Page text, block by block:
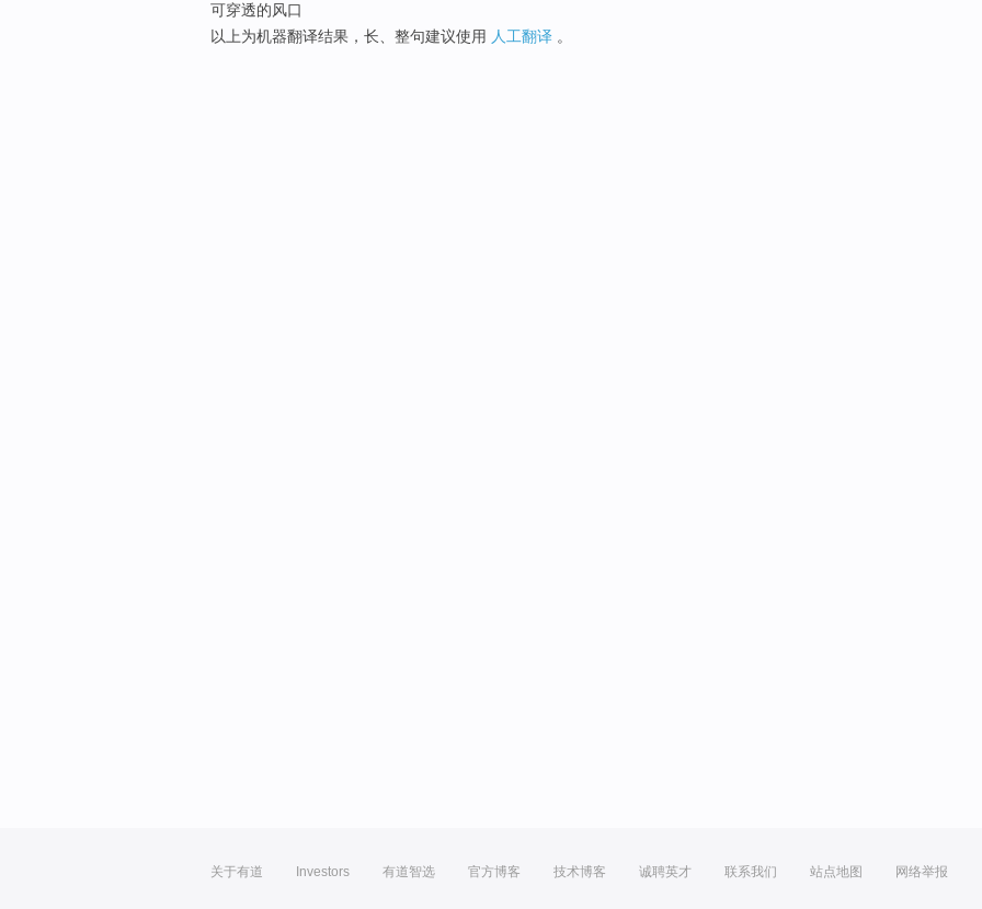
可穿透的风口
以上为机器翻译结果，长、整句建议使用 人工翻译 。
关于有道 Investors 有道智选 官方博客 技术博客 诚聘英才 联系我们 站点地图 网络举报